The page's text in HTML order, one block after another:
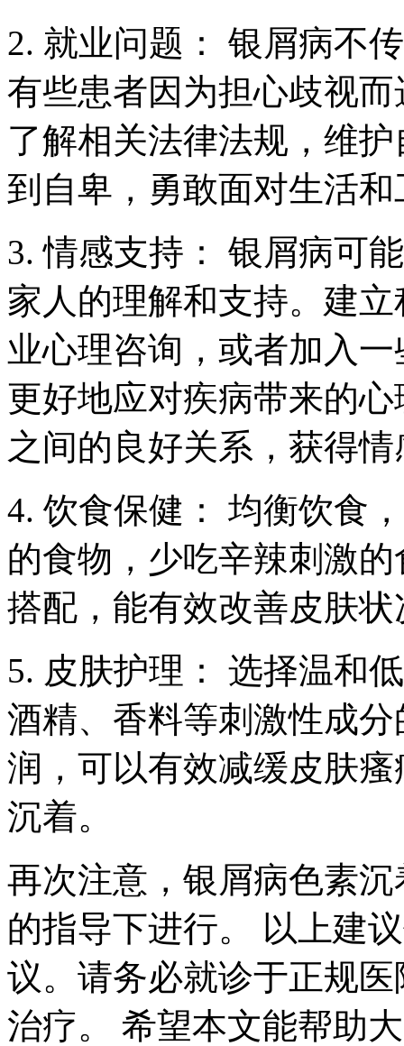
2. 就业问题： 银屑病不
有些患者因为担心歧视
了解相关法律法规，维
到自卑，勇敢面对生活和
3. 情感支持： 银屑病可
家人的理解和支持。建
业心理咨询，或者加入
更好地应对疾病带来的
之间的良好关系，获得
4. 饮食保健： 均衡饮食
的食物，少吃辛辣刺激
搭配，能有效改善皮肤状
5. 皮肤护理： 选择温和
酒精、香料等刺激性成
润，可以有效减缓皮肤
沉着。
再次注意，银屑病色素
的指导下进行。 以上建
议。请务必就诊于正规
治疗。 希望本文能帮助